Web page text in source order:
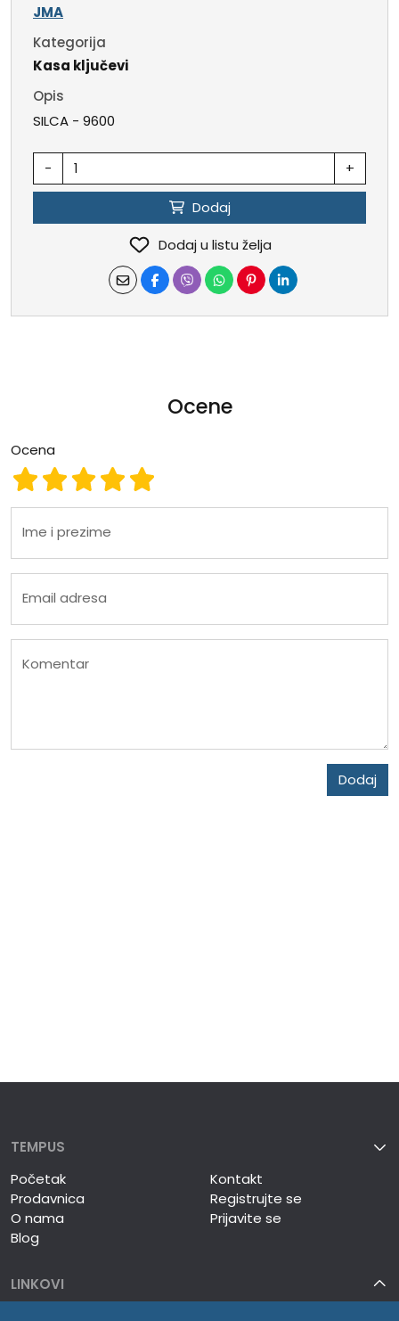
JMA
Kategorija
Kasa ključevi
Opis
SILCA - 9600
- +
Dodaj
Dodaj u listu želja
Ocene
Ocena
Ocena 5
Ocena 4
Ocena 3
Ocena 2
Ocena 1
Ime i prezime
Email adresa
Komentar
Dodaj
TEMPUS
Početak
Prodavnica
O nama
Blog
Kontakt
Registrujte se
Prijavite se
LINKOVI